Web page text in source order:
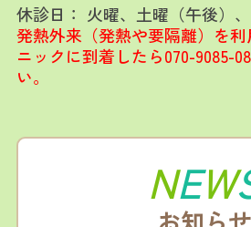
休診日
火曜、土曜（午後）
発熱外来（発熱や要隔離）を利
ニックに到着したら070-9085-
い。
NEW